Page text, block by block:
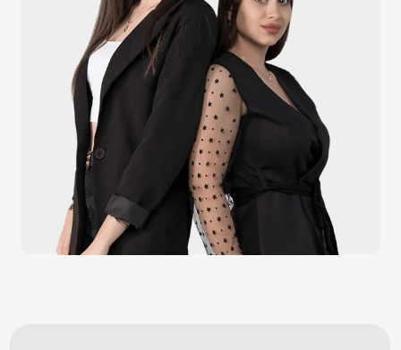
О компании
Оплата и доставка
Контакты
Политика конфидециальности
Обращаем Ваше внимание на то, что данный интернет-сайт носит
исключительно информационный характер и ни при каких условиях
информационные материалы и цены, размещенные на сайте, не являются
публичной офертой, определяемой положениями Статей 435 и 437
Гражданского кодекса РФ. Ваш заказ, включая стоимость и наличие товара,
будет подтвержден нашим менеджером посредством телефонного звонка на
номер, указанный Вами при заказе.
POS-мониторы